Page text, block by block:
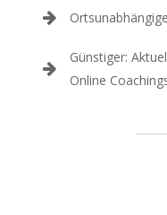
Günstiger:
Online